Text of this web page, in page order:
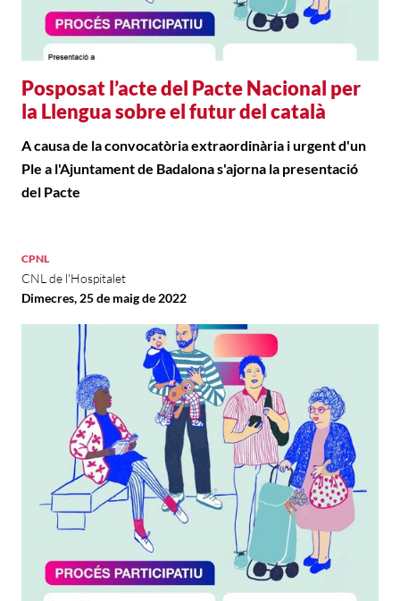
Posposat l’acte del Pacte Nacional per
la Llengua sobre el futur del català
A causa de la convocatòria extraordinària i urgent d'un
Ple a l'Ajuntament de Badalona s'ajorna la presentació
del Pacte
CPNL
CNL de l'Hospitalet
Dimecres, 25 de maig de 2022